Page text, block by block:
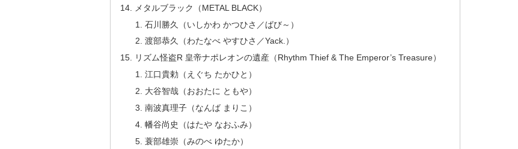
メタルブラック（METAL BLACK）
石川勝久（いしかわ かつひさ／ばび～）
渡部恭久（わたなべ やすひさ／Yack.）
リズム怪盗R 皇帝ナポレオンの遺産（Rhythm Thief & The Emperor’s Treasure）
江口貴勅（えぐち たかひと）
大谷智哉（おおたに ともや）
南波真理子（なんば まりこ）
幡谷尚史（はたや なおふみ）
蓑部雄崇（みのべ ゆたか）